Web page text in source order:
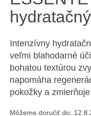
Intenzívny
veľmi blahodarné
bohatou textúrou
napomáha
pokožky a
Môžeme doručiť do:
á
j
s
ť
?
HĽADAŤ